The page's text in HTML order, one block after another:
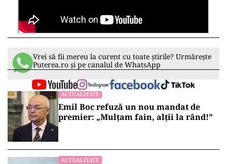
Vrei să fii mereu la curent cu toate știrile? Urmărește
Puterea.ro și pe canalul de WhatsApp
ACTUALITATE
Emil Boc refuză un nou mandat de
premier: „Mulțam fain, alții la rând!”
ACTUALITATE